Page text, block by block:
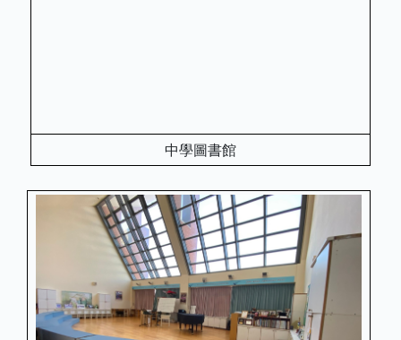
中學圖書館